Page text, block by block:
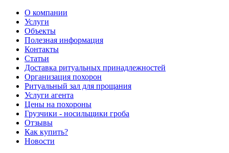
О компании
Услуги
Объекты
Полезная информация
Контакты
Статьи
Доставка ритуальных принадлежностей
Организация похорон
Ритуальный зал для прощания
Услуги агента
Цены на похороны
Грузчики - носильщики гроба
Отзывы
Как купить?
Новости